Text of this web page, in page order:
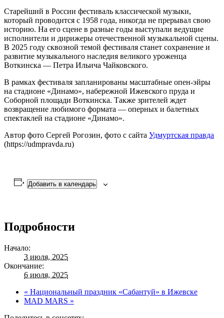
Старейший в России фестиваль классической музыки,
который проводится с 1958 года, никогда не прерывал свою
историю. На его сцене в разные годы выступали ведущие
исполнители и дирижеры отечественной музыкальной сцены.
В 2025 году сквозной темой фестиваля станет сохранение и
развитие музыкального наследия великого уроженца
Воткинска — Петра Ильича Чайковского.
В рамках фестиваля запланированы масштабные опен-эйры
на стадионе «Динамо», набережной Ижевского пруда и
Соборной площади Воткинска. Также зрителей ждет
возвращение любимого формата — оперных и балетных
спектаклей на стадионе «Динамо».
Автор фото Сергей Рогозин, фото с сайта Удмуртская правда
(https://udmpravda.ru)
Добавить в календарь
Подробности
Начало:
3 июля, 2025
Окончание:
6 июля, 2025
« Национальный праздник «Сабантуй» в Ижевске
MAD MARS »